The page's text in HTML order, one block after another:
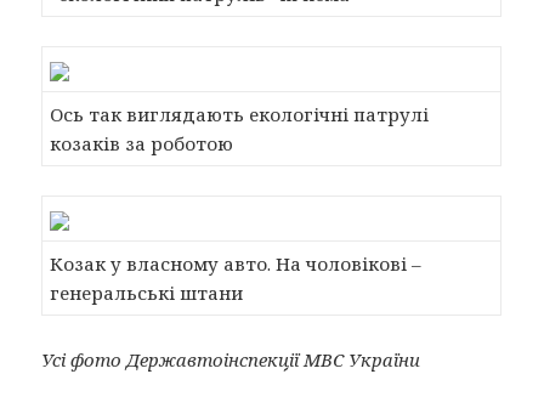
Ось так виглядають екологічні патрулі
козаків за роботою
Козак у власному авто. На чоловікові –
генеральські штани
Усі фото Державтоінспекції МВС України